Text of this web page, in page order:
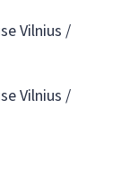
Vilnius /
Vilnius /